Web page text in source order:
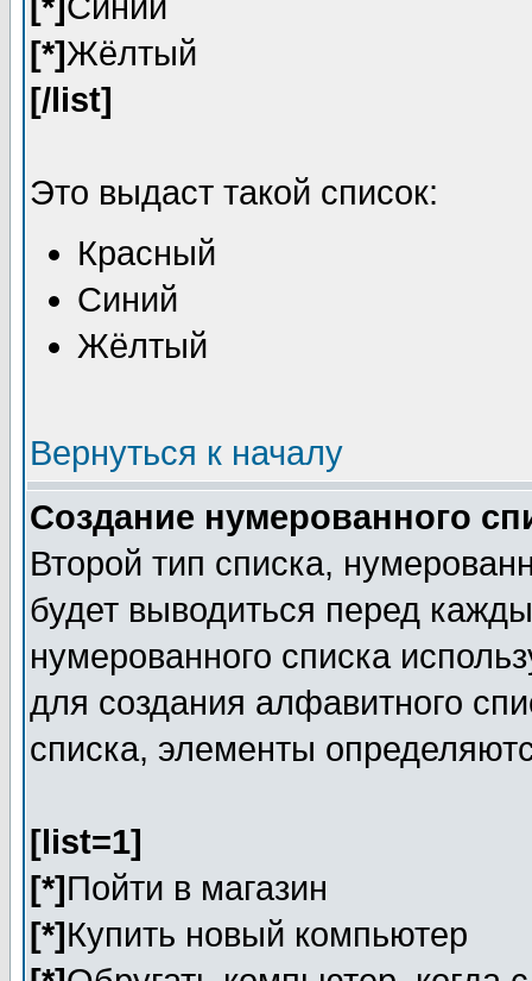
[*]Жёлтый
[/list]
Это выдаст такой список:
Красный
Синий
Жёлтый
Вернуться к началу
Создание нумерованного
Второй тип списка,
будет выводиться перед
нумерованного списка
для создания алфавитного
списка, элементы
[list=1]
[*]Пойти в магазин
[*]Купить новый компьютер